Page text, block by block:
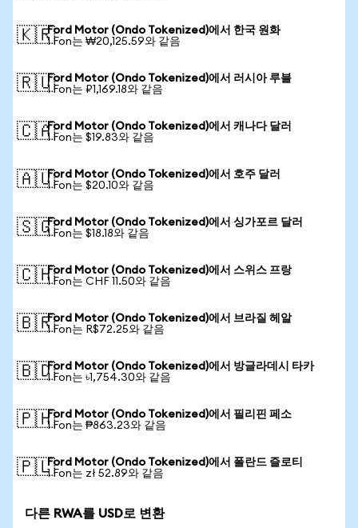
🇰🇷Ford Motor (Ondo Tokenized)에서 한국 원화
1 Fon는 ₩20,125.59와 같음
🇷🇺Ford Motor (Ondo Tokenized)에서 러시아 루블
1 Fon는 ₽1,169.18와 같음
🇨🇦Ford Motor (Ondo Tokenized)에서 캐나다 달러
1 Fon는 $19.83와 같음
🇦🇺Ford Motor (Ondo Tokenized)에서 호주 달러
1 Fon는 $20.10와 같음
🇸🇬Ford Motor (Ondo Tokenized)에서 싱가포르 달러
1 Fon는 $18.18와 같음
🇨🇭Ford Motor (Ondo Tokenized)에서 스위스 프랑
1 Fon는 CHF 11.50와 같음
🇧🇷Ford Motor (Ondo Tokenized)에서 브라질 헤알
1 Fon는 R$72.25와 같음
🇧🇩Ford Motor (Ondo Tokenized)에서 방글라데시 타카
1 Fon는 ৳1,754.30와 같음
🇵🇭Ford Motor (Ondo Tokenized)에서 필리핀 페소
1 Fon는 ₱863.23와 같음
🇵🇱Ford Motor (Ondo Tokenized)에서 폴란드 즐로티
1 Fon는 zł 52.89와 같음
다른 RWA를 USD로 변환